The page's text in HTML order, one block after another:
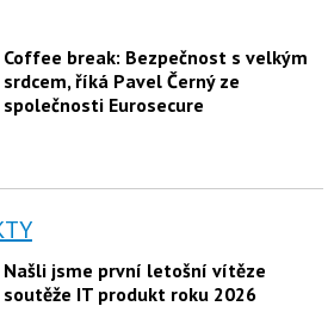
Coffee break: Bezpečnost s velkým
srdcem, říká Pavel Černý ze
společnosti Eurosecure
Našli jsme první letošní vítěze
soutěže IT produkt roku 2026